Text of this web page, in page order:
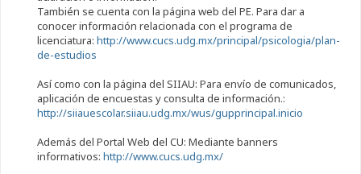
También se cuenta con la página web del PE. Para dar a
conocer información relacionada con el programa de
licenciatura: http://www.cucs.udg.mx/principal/psicologia/plan-
de-estudios
Así como con la página del SIIAU: Para envío de comunicados,
aplicación de encuestas y consulta de información.:
http://siiauescolar.siiau.udg.mx/wus/gupprincipal.inicio
Además del Portal Web del CU: Mediante banners
informativos: http://www.cucs.udg.mx/